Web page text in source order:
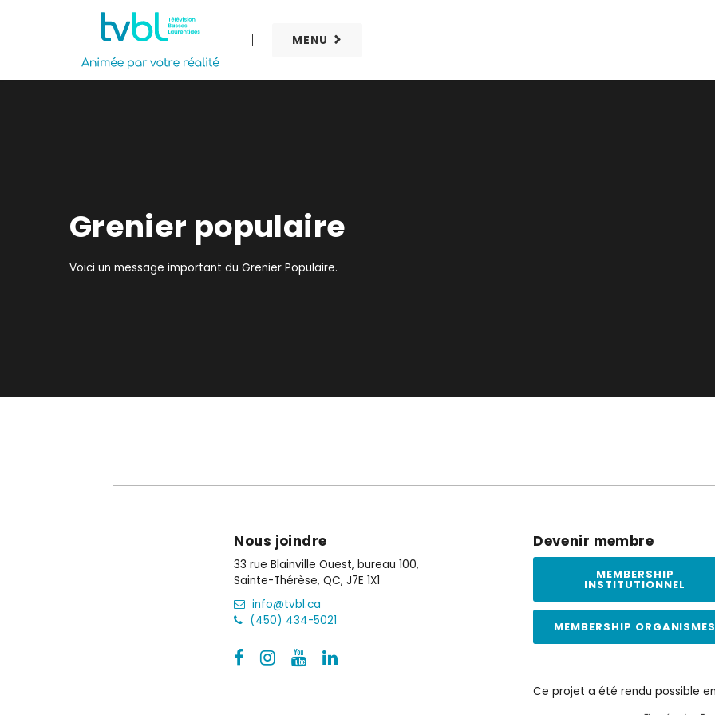
MENU
Grenier populaire
Voici un message important du Grenier Populaire.
Nous joindre
33 rue Blainville Ouest, bureau 100,
Sainte-Thérèse, QC, J7E 1X1
info@tvbl.ca
(450) 434-5021
Devenir membre
MEMBERSHIP
INSTITUTIONNEL
MEMBERSHIP ORGANISMES
Ce projet a été rendu possible